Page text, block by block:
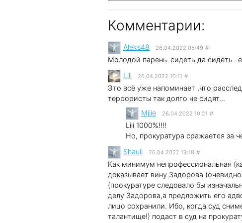
Комментарии:
Aleks48 26.04.2022 05:49 #
Молодой парень-сидеть да сидеть -
Lili 26.04.2022 10:11 #
Это всё уже напоминает ,что
террористы так долго не сидят...
Mjiie 26.04.2022 10:21 #
Lili 1000%!!!!
Но, прокуратура сражается за
Shauli 26.04.2022 13:18 #
Как минимум непрофессиональная
доказывает вину Задорова
(прокуратуре следовало бы
делу Задорова,а предложить его
лицо сохранили. Ибо, когда суд
талантище!) подаст в суд на